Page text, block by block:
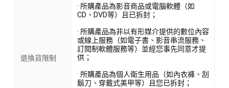
退換貨限制
· 所購產品為影音商品或電腦軟體（如
CD、DVD等）且已拆封；
· 所購產品為非以有形媒介提供的數位內容
或線上服務（如電子書、影音串流服務、
訂閱制軟體服務等）並經您事先同意才提
供；
· 所購產品為個人衛生用品（如內衣褲、刮
鬍刀、穿戴式美甲等）且您已拆封；